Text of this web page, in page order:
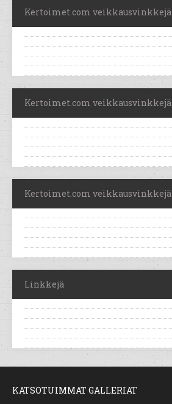
Kertoimet.com veikkausvinkkejä
Kertoimet.com veikkausvinkkejä
Kertoimet.com veikkausvinkkejä
Linkkejä
KATSOTUIMMAT GALLERIAT